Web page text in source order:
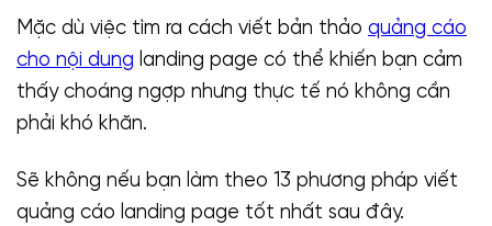
Mặc dù việc tìm ra cách viết bản thảo quảng cáo
cho nội dung landing page có thể khiến bạn cảm
thấy choáng ngợp nhưng thực tế nó không cần
phải khó khăn.
Sẽ không nếu bạn làm theo 13 phương pháp viết
quảng cáo landing page tốt nhất sau đây.